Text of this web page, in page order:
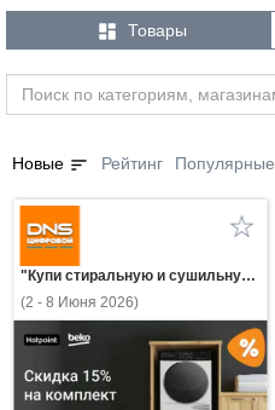
 Товары
Новые sort Рейтинг Популярные
"Купи стиральную и сушильную машины Beko, Hotpoint, Indesit - получи скидку 15%!"
(2 - 8 Июня 2026)